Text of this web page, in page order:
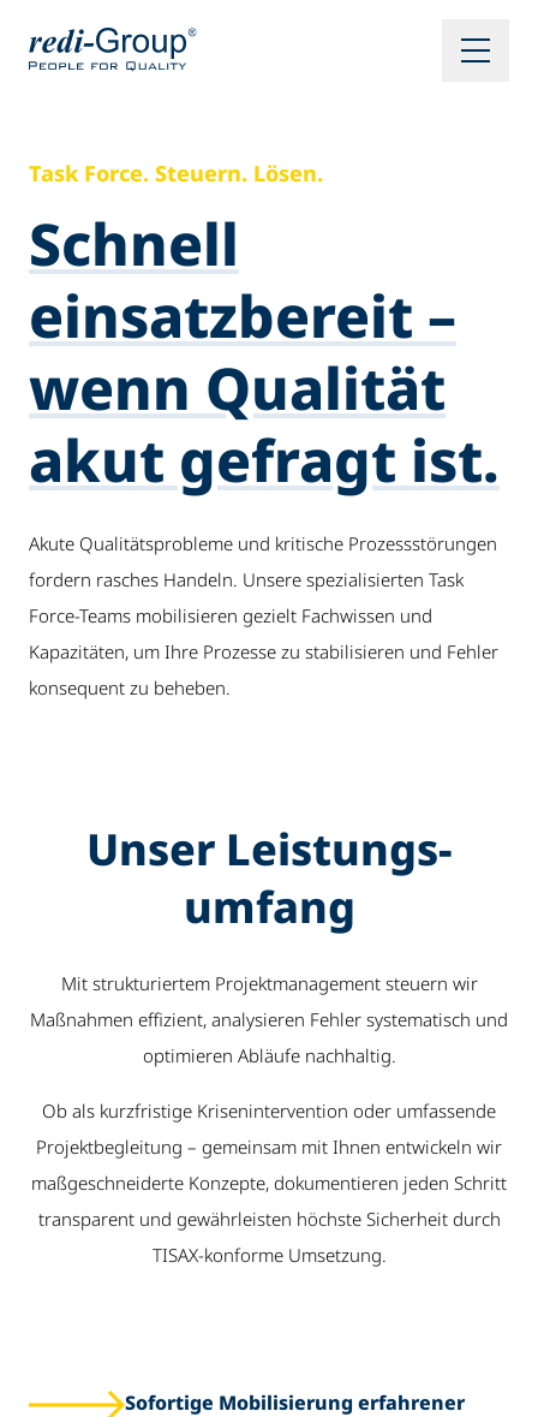
Task Force. Steuern. Lösen.
Schnell
einsatzbereit –
wenn Qualität
akut gefragt ist.
Akute Qualitätsprobleme und kritische Prozessstörungen
fordern rasches Handeln. Unsere spezialisierten Task
Force-Teams mobilisieren gezielt Fachwissen und
Kapazitäten, um Ihre Prozesse zu stabilisieren und Fehler
konsequent zu beheben.
Unser Leistungs­
umfang
Mit strukturiertem Projektmanagement steuern wir
Maßnahmen effizient, analysieren Fehler systematisch und
optimieren Abläufe nachhaltig.
Ob als kurzfristige Krisenintervention oder umfassende
Projektbegleitung – gemeinsam mit Ihnen entwickeln wir
maßgeschneiderte Konzepte, dokumentieren jeden Schritt
transparent und gewährleisten höchste Sicherheit durch
TISAX-konforme Umsetzung.
Sofortige Mobilisierung erfahrener